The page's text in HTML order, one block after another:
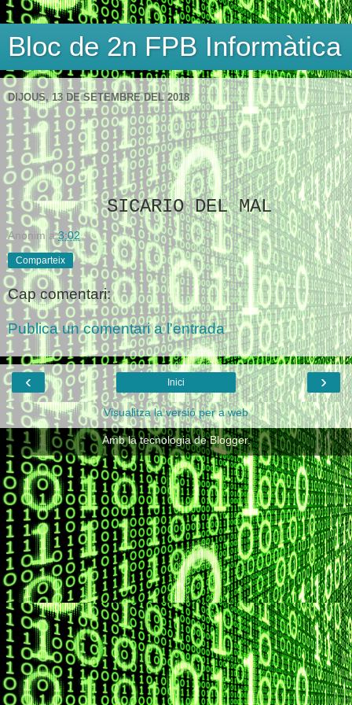
Bloc de 2n FPB Informàtica
DIJOUS, 13 DE SETEMBRE DEL 2018
SICARIO DEL MAL
Anònim a3:02
Comparteix
Cap comentari:
Publica un comentari a l'entrada
‹ ›
Inici
Visualitza la versió per a web
Amb la tecnologia deBlogger.